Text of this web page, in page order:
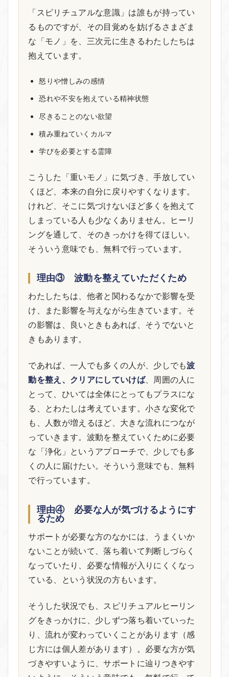
「スピリチュアルな意識」は誰もが持ってい
るものですが、その目覚めを妨げるさまざま
な「モノ」を、三次元に生きるわたしたちは
抱えています。
怒りや憎しみの感情
恐れや不安を抱えている精神状態
尽きることのない欲望
積み重ねていくカルマ
学びを必要とする霊障
こうした「重いモノ」に気づき、手放してい
くほど、本来の自分に戻りやすくなります。
けれど、そこに気づけないほど多くを抱えて
しまっている人も少なくありません。ヒーリ
ングを通して、そのきっかけを得てほしい。
そういう意味でも、無料で行っています。
理由③ 波動を整えていただくため
わたしたちは、他者と関わるなかで影響を受
け、また影響を与えながら生きています。そ
の影響は、良いときもあれば、そうでないと
きもあります。
であれば、一人でも多くの人が、少しでも波
動を整え、クリアにしていけば、周囲の人に
とって、ひいては全体にとってもプラスにな
る、とわたしは考えています。小さな変化で
も、人数が増えるほど、大きな流れにつなが
っていきます。波動を整えていくために必要
な「浄化」というアプローチで、少しでも多
くの人に届けたい。そういう意味でも、無料
で行っています。
理由④ 必要な人が気づけるようにす
るため
サポートが必要な方のなかには、うまくいか
ないことが続いて、落ち着いて判断しづらく
なっていたり、必要な情報が入りにくくなっ
ている、という状況の方もいます。
そうした状況でも、スピリチュアルヒーリン
グをきっかけに、少しずつ落ち着いていった
り、流れが変わっていくことがあります（感
じ方には個人差があります）。必要な方が気
づきやすいように、サポートに辿りつきやす